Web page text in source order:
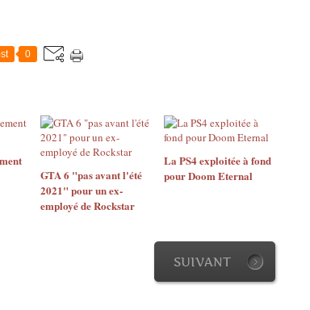
0
GTA 6 "pas avant l'été
2021" pour un ex-
employé de Rockstar
La PS4 exploitée à fond
pour Doom Eternal
SUIVANT